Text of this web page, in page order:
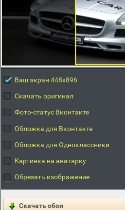
Ваш экран 448x896
Скачать оригинал
Фото-статус Вконтакте
Обложка для Вконтакте
Обложка для Одноклассники
Картинка на аватарку
Обрезать изображение
Скачать обои